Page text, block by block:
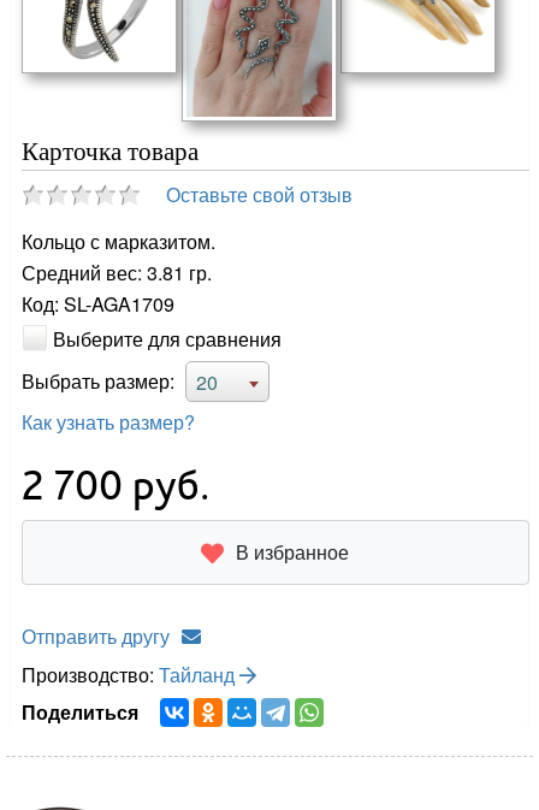
Карточка товара
Оставьте свой отзыв
Кольцо с марказитом.
Средний вес: 3.81 гр.
Код: SL-AGA1709
Выберите для сравнения
Выбрать размер:
20
Как узнать размер?
2 700 руб.
В избранное
Отправить другу
Производство:Тайланд
Поделиться